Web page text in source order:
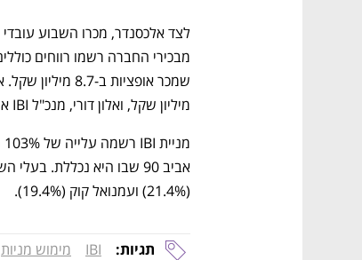
מיליון שקל, ואלון דורי, מנכ"ל IBI אמבן ניהול השקעות, מכר אופציות ב-3 מיליון שקל.
(21.4%) ועמנואל קוק (19.4%).
תגיות: IBI מימוש מניות